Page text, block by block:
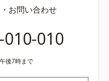
お問い合わせ
010-010
後7時まで